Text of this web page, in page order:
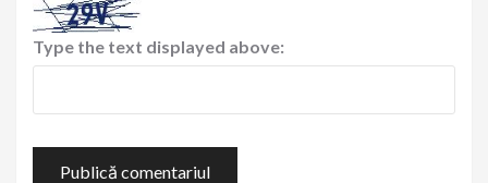
Type the text displayed above: